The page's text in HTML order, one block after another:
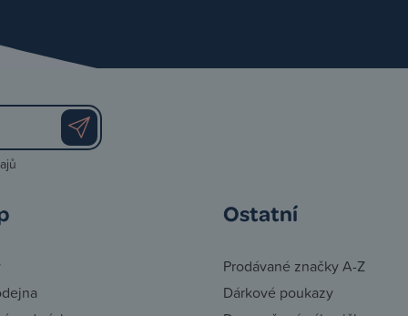
Ostatní
Prodávané značky A-Z
Dárkové poukazy